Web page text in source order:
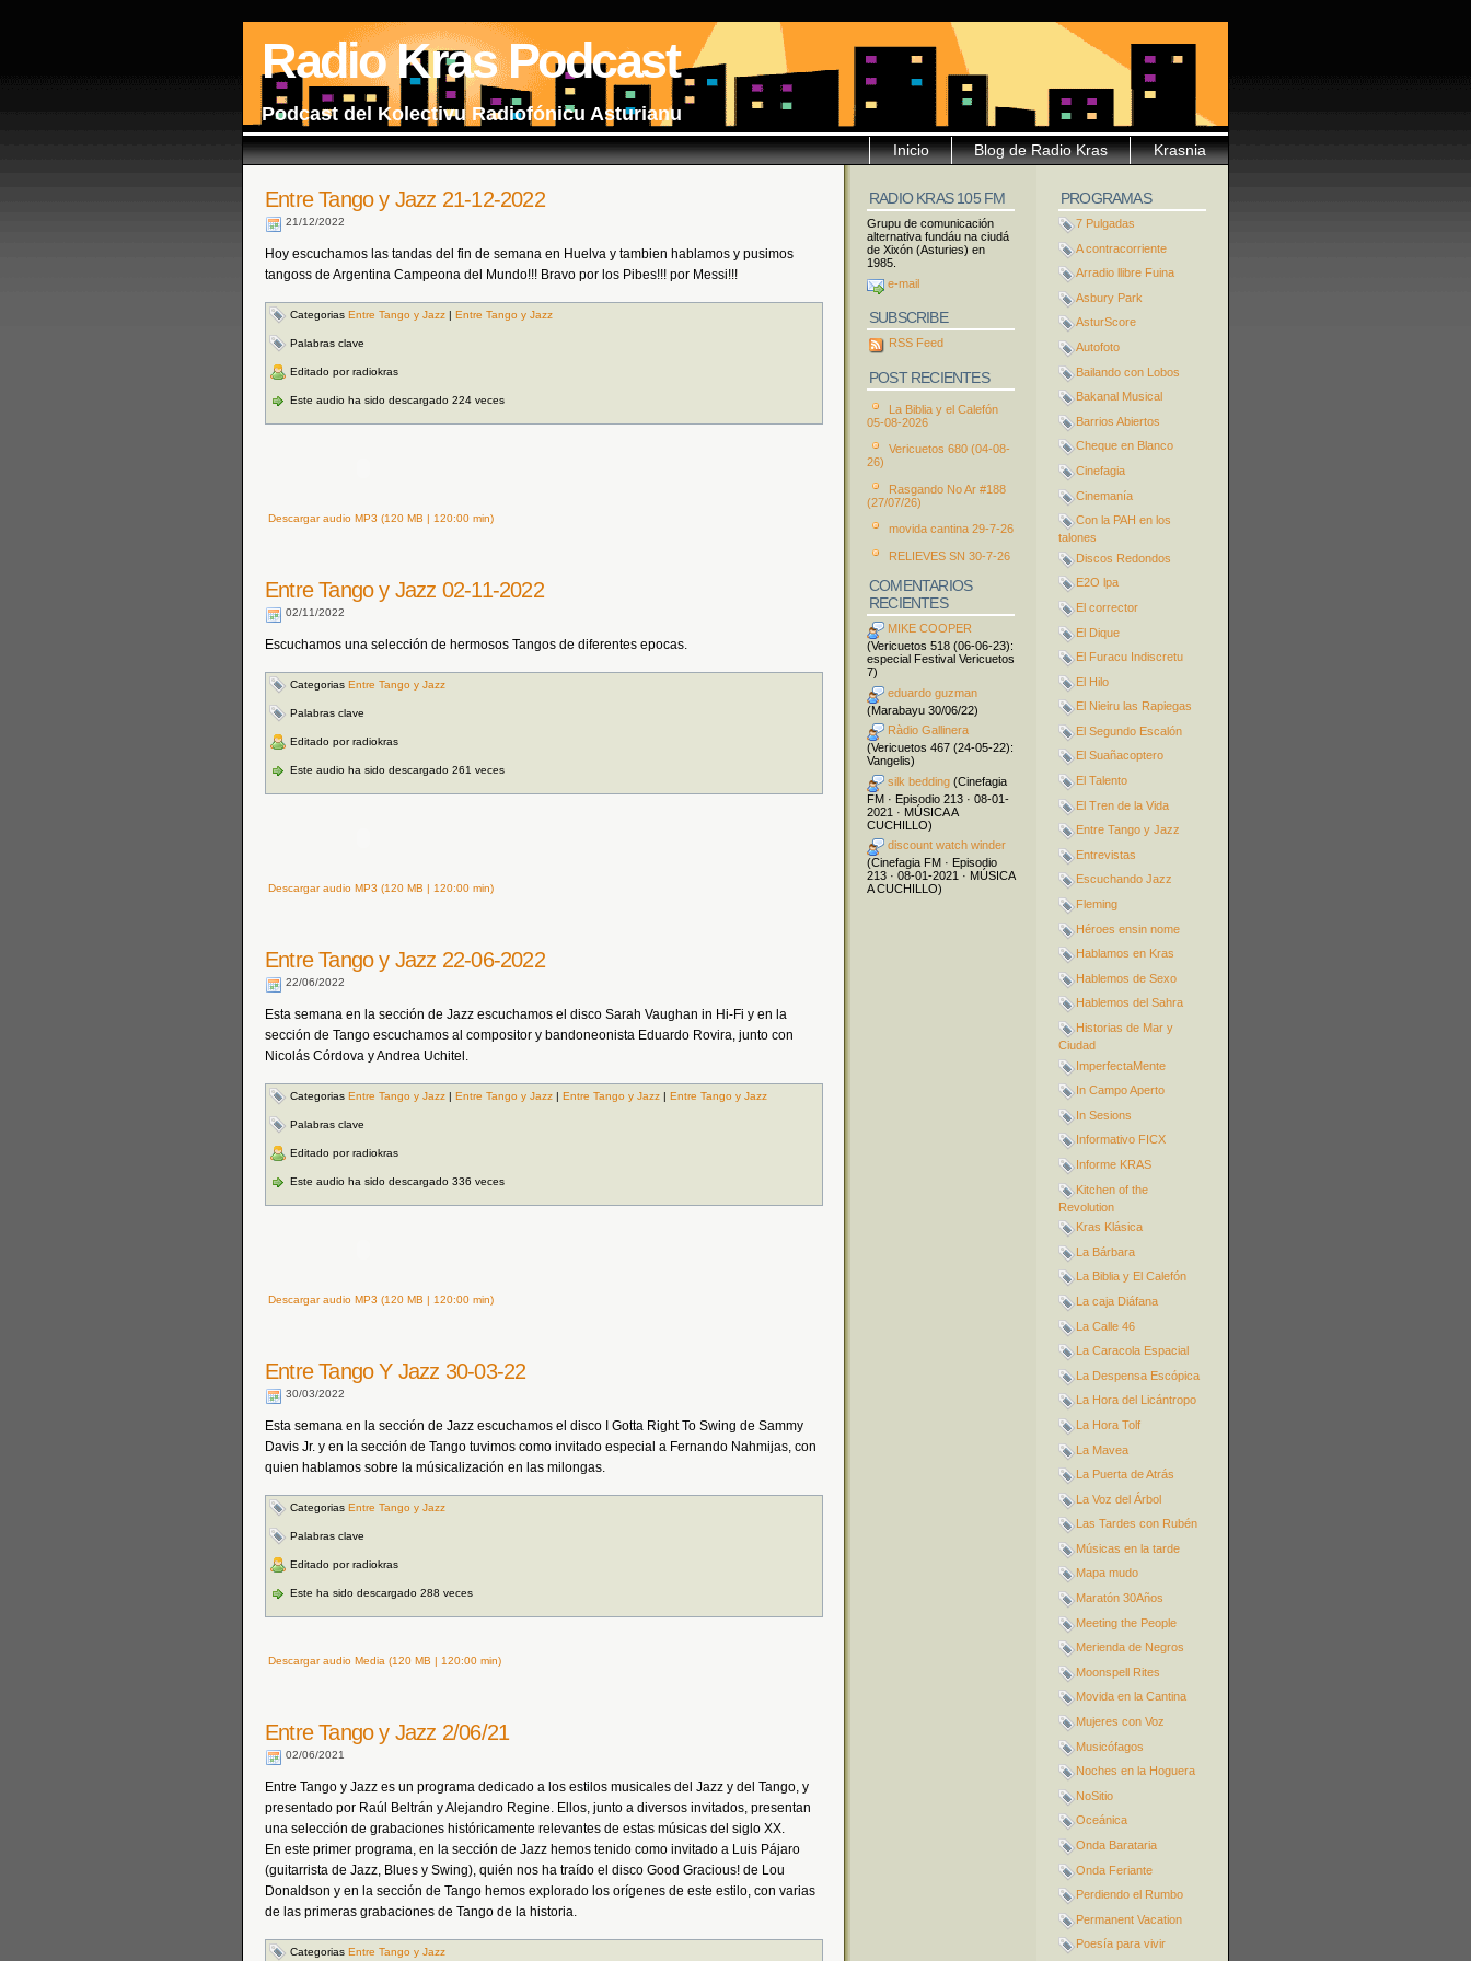
Radio Kras Podcast
Podcast del Kolectivu Radiofónicu Asturianu
Krasnia
Blog de Radio Kras
Inicio
Entre Tango y Jazz 21-12-2022
21/12/2022
Hoy escuchamos las tandas del fin de semana en Huelva y tambien hablamos y pusimos
tangoss de Argentina Campeona del Mundo!!! Bravo por los Pibes!!! por Messi!!!
Categorias Entre Tango y Jazz | Entre Tango y Jazz
Palabras clave
Editado por radiokras
Este audio ha sido descargado 224 veces
Descargar audio MP3 (120 MB | 120:00 min)
Entre Tango y Jazz 02-11-2022
02/11/2022
Escuchamos una selección de hermosos Tangos de diferentes epocas.
Categorias Entre Tango y Jazz
Palabras clave
Editado por radiokras
Este audio ha sido descargado 261 veces
Descargar audio MP3 (120 MB | 120:00 min)
Entre Tango y Jazz 22-06-2022
22/06/2022
Esta semana en la sección de Jazz escuchamos el disco Sarah Vaughan in Hi-Fi y en la
sección de Tango escuchamos al compositor y bandoneonista Eduardo Rovira, junto con
Nicolás Córdova y Andrea Uchitel.
Categorias Entre Tango y Jazz | Entre Tango y Jazz | Entre Tango y Jazz | Entre Tango y Jazz
Palabras clave
Editado por radiokras
Este audio ha sido descargado 336 veces
Descargar audio MP3 (120 MB | 120:00 min)
Entre Tango Y Jazz 30-03-22
30/03/2022
Esta semana en la sección de Jazz escuchamos el disco I Gotta Right To Swing de Sammy
Davis Jr. y en la sección de Tango tuvimos como invitado especial a Fernando Nahmijas, con
quien hablamos sobre la músicalización en las milongas.
Categorias Entre Tango y Jazz
Palabras clave
Editado por radiokras
Este ha sido descargado 288 veces
Descargar audio Media (120 MB | 120:00 min)
Entre Tango y Jazz 2/06/21
02/06/2021
Entre Tango y Jazz es un programa dedicado a los estilos musicales del Jazz y del Tango, y
presentado por Raúl Beltrán y Alejandro Regine. Ellos, junto a diversos invitados, presentan
una selección de grabaciones históricamente relevantes de estas músicas del siglo XX.
En este primer programa, en la sección de Jazz hemos tenido como invitado a Luis Pájaro
(guitarrista de Jazz, Blues y Swing), quién nos ha traído el disco Good Gracious! de Lou
Donaldson y en la sección de Tango hemos explorado los orígenes de este estilo, con varias
de las primeras grabaciones de Tango de la historia.
Categorias Entre Tango y Jazz
PROGRAMAS
7 Pulgadas
A contracorriente
Arradio llibre Fuina
Asbury Park
AsturScore
Autofoto
Bailando con Lobos
Bakanal Musical
Barrios Abiertos
Cheque en Blanco
Cinefagia
Cinemanía
Con la PAH en los
talones
Discos Redondos
E2O lpa
El corrector
El Dique
El Furacu Indiscretu
El Hilo
El Nieiru las Rapiegas
El Segundo Escalón
El Suañacoptero
El Talento
El Tren de la Vida
Entre Tango y Jazz
Entrevistas
Escuchando Jazz
Fleming
Héroes ensin nome
Hablamos en Kras
Hablemos de Sexo
Hablemos del Sahra
Historias de Mar y
Ciudad
ImperfectaMente
In Campo Aperto
In Sesions
Informativo FICX
Informe KRAS
Kitchen of the
Revolution
Kras Klásica
La Bárbara
La Biblia y El Calefón
La caja Diáfana
La Calle 46
La Caracola Espacial
La Despensa Escópica
La Hora del Licántropo
La Hora Tolf
La Mavea
La Puerta de Atrás
La Voz del Árbol
Las Tardes con Rubén
Músicas en la tarde
Mapa mudo
Maratón 30Años
Meeting the People
Merienda de Negros
Moonspell Rites
Movida en la Cantina
Mujeres con Voz
Musicófagos
Noches en la Hoguera
NoSitio
Oceánica
Onda Barataria
Onda Feriante
Perdiendo el Rumbo
Permanent Vacation
Poesía para vivir
RADIO KRAS 105 FM
Grupu de comunicación
alternativa fundáu na ciudá
de Xixón (Asturies) en
1985.
e-mail
SUBSCRIBE
RSS Feed
POST RECIENTES
La Biblia y el Calefón
05-08-2026
Vericuetos 680 (04-08-
26)
Rasgando No Ar #188
(27/07/26)
movida cantina 29-7-26
RELIEVES SN 30-7-26
COMENTARIOS
RECIENTES
MIKE COOPER
(Vericuetos 518 (06-06-23):
especial Festival Vericuetos
7)
eduardo guzman
(Marabayu 30/06/22)
Ràdio Gallinera
(Vericuetos 467 (24-05-22):
Vangelis)
silk bedding (Cinefagia
FM · Episodio 213 · 08-01-
2021 · MÚSICA A
CUCHILLO)
discount watch winder
(Cinefagia FM · Episodio
213 · 08-01-2021 · MÚSICA
A CUCHILLO)